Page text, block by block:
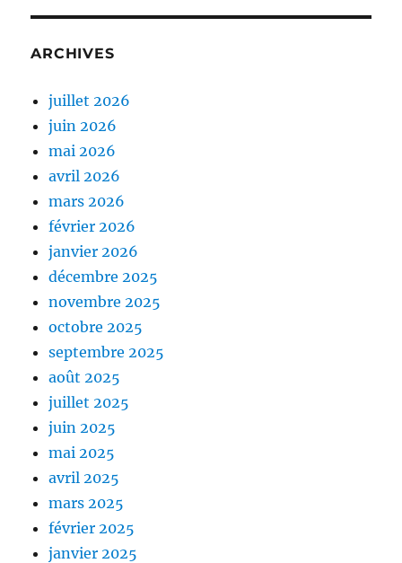
ARCHIVES
juillet 2026
juin 2026
mai 2026
avril 2026
mars 2026
février 2026
janvier 2026
décembre 2025
novembre 2025
octobre 2025
septembre 2025
août 2025
juillet 2025
juin 2025
mai 2025
avril 2025
mars 2025
février 2025
janvier 2025